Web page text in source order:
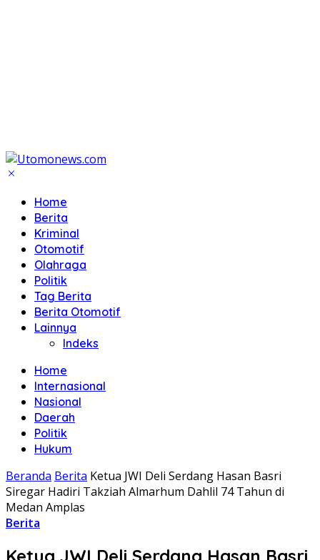
Home
Berita
Kriminal
Otomotif
Olahraga
Politik
Tag Berita
Berita Otomotif
Lainnya
Indeks
Home
Internasional
Nasional
Daerah
Politik
Hukum
Beranda Berita Ketua JWI Deli Serdang Hasan Basri
Siregar Hadiri Takziah Almarhum Dahlil 74 Tahun di
Medan Amplas
Berita
Ketua JWI Deli Serdang Hasan Basri